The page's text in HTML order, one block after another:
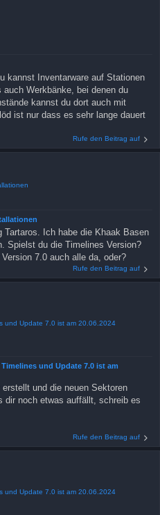
kannst Inventarware auf Stationen
Werkbänke, bei denen du
kannst du dort auch mit
ist nur dass es sehr lange dauert
Rufe den Beitrag auf
Ich habe die Khaak Basen
Spielst du die Timelines Version?
7.0 auch alle da, oder?
Rufe den Beitrag auf
und Update 7.0 ist am 20.06.2024
und Update 7.0 ist am
und die neuen Sektoren
dir noch etwas auffällt, schreib es
Rufe den Beitrag auf
und Update 7.0 ist am 20.06.2024